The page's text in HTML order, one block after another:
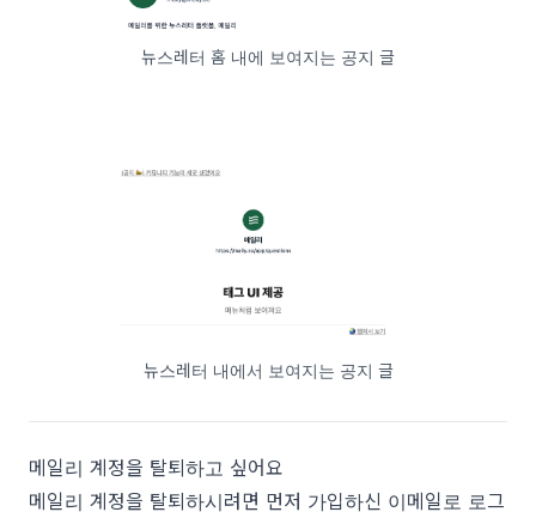
뉴스레터 홈 내에 보여지는 공지 글
뉴스레터 내에서 보여지는 공지 글
메일리 계정을 탈퇴하고 싶어요
메일리 계정을 탈퇴하시려면 먼저 가입하신 이메일로 로그